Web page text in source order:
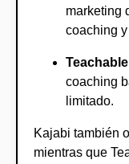
marketing
coaching
coaching
limitado.
Kajabi también
mientras que